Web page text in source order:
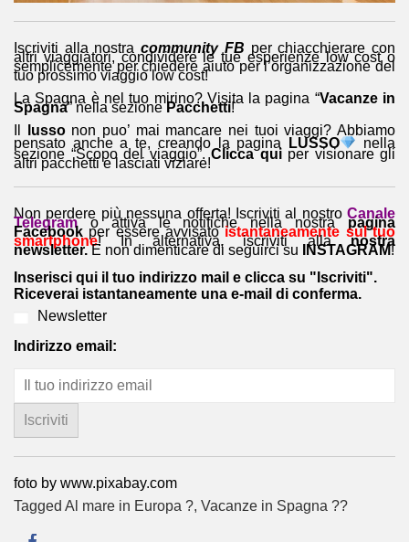
Iscriviti alla nostracommunity FB per chiacchierare con
altri viaggiatori, condividere le tue esperienze low cost o
semplicemente per chiedere aiuto per l’organizzazione del
tuo prossimo viaggio low cost!
La Spagna è nel tuo mirino? Visita la pagina “Vacanze in
Spagna” nella sezionePacchetti!
lussonon puo’ mai mancare nei tuoi viaggi? Abbiamo
pensato anche a te, creando la pagina
LUSSO nella
sezione “Scopo del viaggio”.Clicca qui per visionare gli
altri pacchetti e lasciati viziare!
Non perdere più nessuna offerta! Iscriviti al nostro Canale
Telegramo attiva le notifiche nella nostrapagina
Facebook per essere avvisatoistantaneamente sul tuo
smartphone! In alternativa, iscriviti allanostra
newsletter.E non dimenticare di seguirci su INSTAGRAM!
Inserisci qui il tuo indirizzo mail e clicca su "Iscriviti".
Riceverai istantaneamente una e-mail di conferma.
Newsletter
Indirizzo email:
foto by www.pixabay.com
Tagged Al mare in Europa ?️, Vacanze in Spagna ??